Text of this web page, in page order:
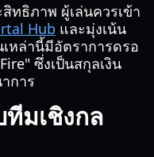
ทธิภาพ ผู้เล่นควรเข้า
Hub และมุ่งเน้น
หล่านี้มีอัตราการดรอ
ซึ่งเป็นสกุลเงิน
การ
มเชิงกล